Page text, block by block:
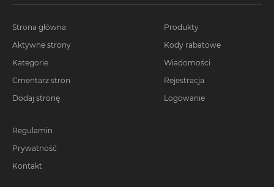
Strona główna
Aktywne strony
Kategorie
Cmentarz stron
Dodaj stronę
Produkty
Kody rabatowe
Wiadomości
Rejestracja
Logowanie
Regulamin
Prywatność
Kontakt